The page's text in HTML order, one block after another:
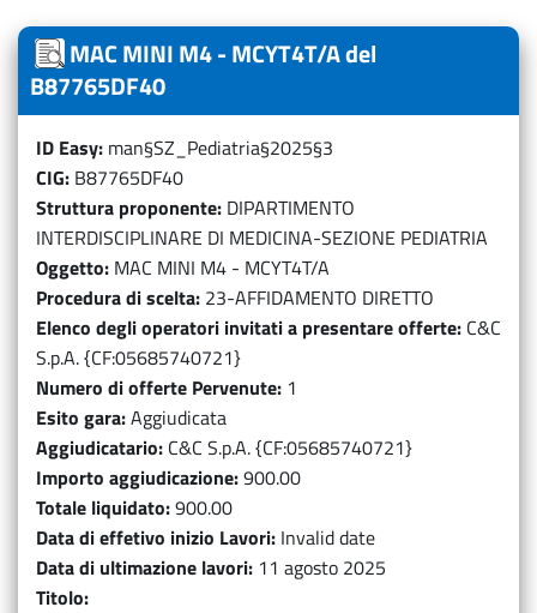
MAC MINI M4 - MCYT4T/A del
B87765DF40
ID Easy man§SZ_Pediatria§2025§3
CIG B87765DF40
Struttura proponente DIPARTIMENTO
INTERDISCIPLINARE DI MEDICINA-SEZIONE PEDIATRIA
Oggetto MAC MINI M4 - MCYT4T/A
Procedura di scelta 23-AFFIDAMENTO DIRETTO
Elenco degli operatori invitati a presentare offerte C&C
S.p.A. {CF:05685740721}
Numero di offerte Pervenute 1
Esito gara Aggiudicata
Aggiudicatario C&C S.p.A. {CF:05685740721}
Importo aggiudicazione 900.00
Totale liquidato 900.00
Data di effetivo inizio Lavori Invalid date
Data di ultimazione lavori 11 agosto 2025
Titolo